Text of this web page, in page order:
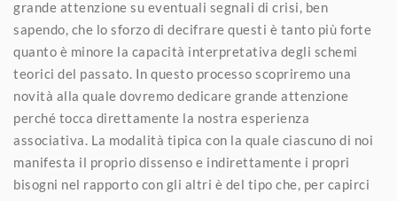
grande attenzione su eventuali segnali di crisi, ben
sapendo, che lo sforzo di decifrare questi è tanto più forte
quanto è minore la capacità interpretativa degli schemi
teorici del passato. In questo processo scopriremo una
novità alla quale dovremo dedicare grande attenzione
perché tocca direttamente la nostra esperienza
associativa. La modalità tipica con la quale ciascuno di noi
manifesta il proprio dissenso e indirettamente i propri
bisogni nel rapporto con gli altri è del tipo che, per capirci